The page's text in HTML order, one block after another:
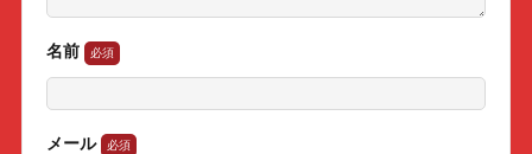
名前
メール